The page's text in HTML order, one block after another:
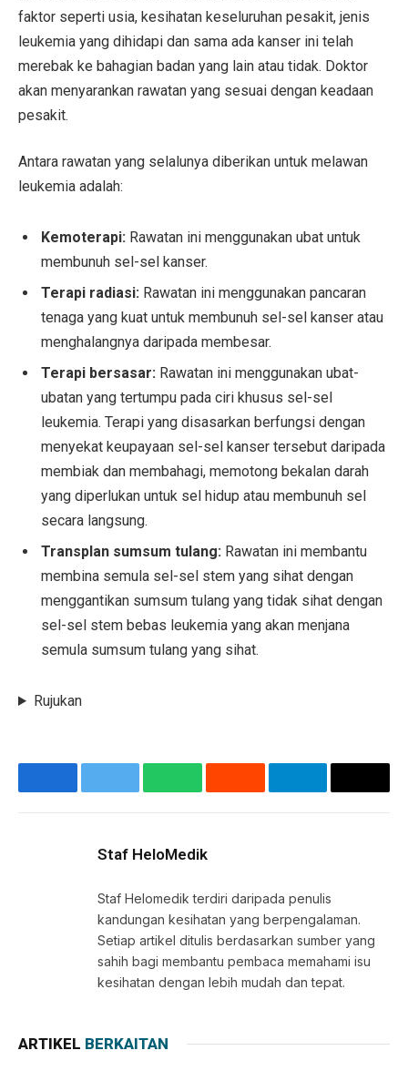
faktor seperti usia, kesihatan keseluruhan pesakit, jenis
leukemia yang dihidapi dan sama ada kanser ini telah
merebak ke bahagian badan yang lain atau tidak. Doktor
akan menyarankan rawatan yang sesuai dengan keadaan
pesakit.
Antara rawatan yang selalunya diberikan untuk melawan
leukemia adalah:
Kemoterapi: Rawatan ini menggunakan ubat untuk
membunuh sel-sel kanser.
Terapi radiasi: Rawatan ini menggunakan pancaran
tenaga yang kuat untuk membunuh sel-sel kanser atau
menghalangnya daripada membesar.
Terapi bersasar: Rawatan ini menggunakan ubat-
ubatan yang tertumpu pada ciri khusus sel-sel
leukemia. Terapi yang disasarkan berfungsi dengan
menyekat keupayaan sel-sel kanser tersebut daripada
membiak dan membahagi, memotong bekalan darah
yang diperlukan untuk sel hidup atau membunuh sel
secara langsung.
Transplan sumsum tulang: Rawatan ini membantu
membina semula sel-sel stem yang sihat dengan
menggantikan sumsum tulang yang tidak sihat dengan
sel-sel stem bebas leukemia yang akan menjana
semula sumsum tulang yang sihat.
Rujukan
FacebookTwitter WhatsAppReddit TelegramCopy
Staf HeloMedik
Staf Helomedik terdiri daripada penulis
kandungan kesihatan yang berpengalaman.
Setiap artikel ditulis berdasarkan sumber yang
sahih bagi membantu pembaca memahami isu
kesihatan dengan lebih mudah dan tepat.
ARTIKEL BERKAITAN